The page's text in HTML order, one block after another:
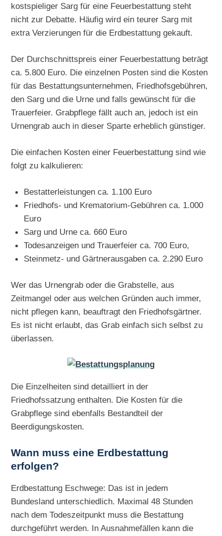
kostspieliger Sarg für eine Feuerbestattung steht
nicht zur Debatte. Häufig wird ein teurer Sarg mit
extra Verzierungen für die Erdbestattung gekauft.
Der Durchschnittspreis einer Feuerbestattung beträgt
ca. 5.800 Euro. Die einzelnen Posten sind die Kosten
für das Bestattungsunternehmen, Friedhofsgebühren,
den Sarg und die Urne und falls gewünscht für die
Trauerfeier. Grabpflege fällt auch an, jedoch ist ein
Urnengrab auch in dieser Sparte erheblich günstiger.
Die einfachen Kosten einer Feuerbestattung sind wie
folgt zu kalkulieren:
Bestatterleistungen ca. 1.100 Euro
Friedhofs- und Krematorium-Gebühren ca. 1.000
Euro
Sarg und Urne ca. 660 Euro
Todesanzeigen und Trauerfeier ca. 700 Euro,
Steinmetz- und Gärtnerausgaben ca. 2.290 Euro
Wer das Urnengrab oder die Grabstelle, aus
Zeitmangel oder aus welchen Gründen auch immer,
nicht pflegen kann, beauftragt den Friedhofsgärtner.
Es ist nicht erlaubt, das Grab einfach sich selbst zu
überlassen.
Die Einzelheiten sind detailliert in der
Friedhofssatzung enthalten. Die Kosten für die
Grabpflege sind ebenfalls Bestandteil der
Beerdigungskosten.
Wann muss eine Erdbestattung
erfolgen?
Erdbestattung Eschwege: Das ist in jedem
Bundesland unterschiedlich. Maximal 48 Stunden
nach dem Todeszeitpunkt muss die Bestattung
durchgeführt werden. In Ausnahmefällen kann die